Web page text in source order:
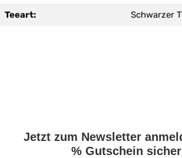
Teeart: Schwarzer
Jetzt zum Newsletter
% Gutschein